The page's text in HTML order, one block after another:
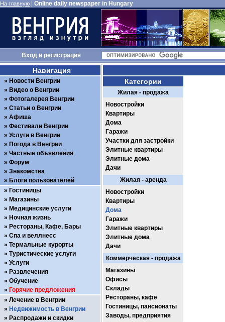
На главную Online daily newspaper in Hungary
Входи регистрация
Категории
Жилая - продажа
Новостройки
Квартиры
Дома
Гаражи
Участки для застройки
Элитные квартиры
Элитные дома
Дачи
Жилая - аренда
Новостройки
Квартиры
Дома
Гаражи
Элитные квартиры
Элитные дома
Дачи
Коммерческая - продажа
Магазины
Офисы
Склады
Рестораны, кафе
Гостиницы, пансионаты
Заводы, предприятия
Навигация
Новости Венгрии
Видео о Венгрии
Фотогалерея Венгрии
Статьи о Венгрии
Афиша
Фестивали Венгрии
Услуги в Венгрии
Погода в Венгрии
Частные объявления
Форум
Знакомства
Блоги пользователей
Гостиницы
Магазины
Медицинские услуги
Ночная жизнь
Рестораны, Кафе, Бары
Спа и веллнесс
Термальные курорты
Туристические услуги
Услуги
Развлечения
Обучение
Горячие предложения
Лечение в Венгрии
Недвижимость в Венгрии
Распродажи и скидки